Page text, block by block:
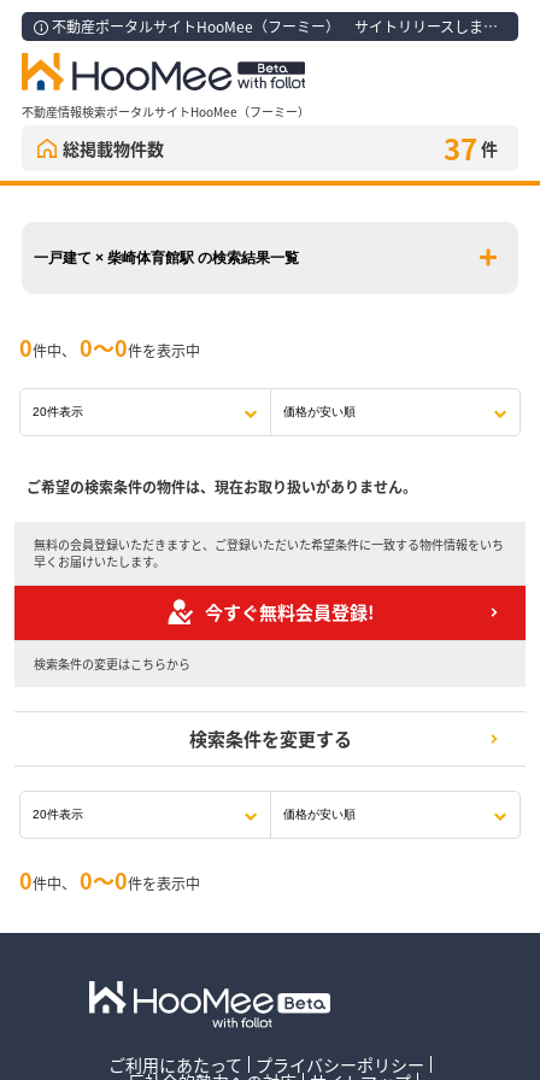
不動産ポータルサイトHooMee（フーミー） サイトリリースしました！
不動産情報検索ポータルサイトHooMee（フーミー）
総掲載物件数 37 件
一戸建て × 柴崎体育館駅 の検索結果一覧
0件中、 0〜0件を表示中
ご希望の検索条件の物件は、現在お取り扱いがありません。
無料の会員登録いただきますと、ご登録いただいた希望条件に一致する物件情報をいち
早くお届けいたします。
今すぐ無料会員登録!
検索条件の変更はこちらから
検索条件を変更する
0件中、 0〜0件を表示中
ご利用にあたって プライバシーポリシー